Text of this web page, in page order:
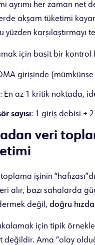
ayrımı her zaman net
akşam tüketimi
yüzden
için basit bir kontrol
girişinde
: En az 1 kritik noktada,
sayısı: 1 giriş debisi +
veri
işinin
alır, bazı sahalarda
değil, doğru
için tipik
değildir. Ama “olay